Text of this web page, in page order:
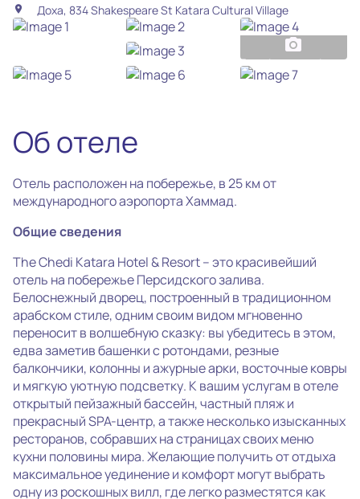
location_on
Доха, 834 Shakespeare St Katara Cultural Village
photo_camera
Все фотографии
(33)
Об отеле
Отель расположен на побережье, в 25 км от
международного аэропорта Хаммад.
Общие сведения
The Chedi Katara Hotel & Resort – это красивейший
отель на побережье Персидского залива.
Белоснежный дворец, построенный в традиционном
арабском стиле, одним своим видом мгновенно
переносит в волшебную сказку: вы убедитесь в этом,
едва заметив башенки с ротондами, резные
балкончики, колонны и ажурные арки, восточные ковры
и мягкую уютную подсветку. К вашим услугам в отеле
открытый пейзажный бассейн, частный пляж и
прекрасный SPA-центр, а также несколько изысканных
ресторанов, собравших на страницах своих меню
кухни половины мира. Желающие получить от отдыха
максимальное уединение и комфорт могут выбрать
одну из роскошных вилл, где легко разместятся как